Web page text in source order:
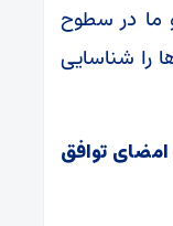
ما در سطوح
را شناسایی
توافق